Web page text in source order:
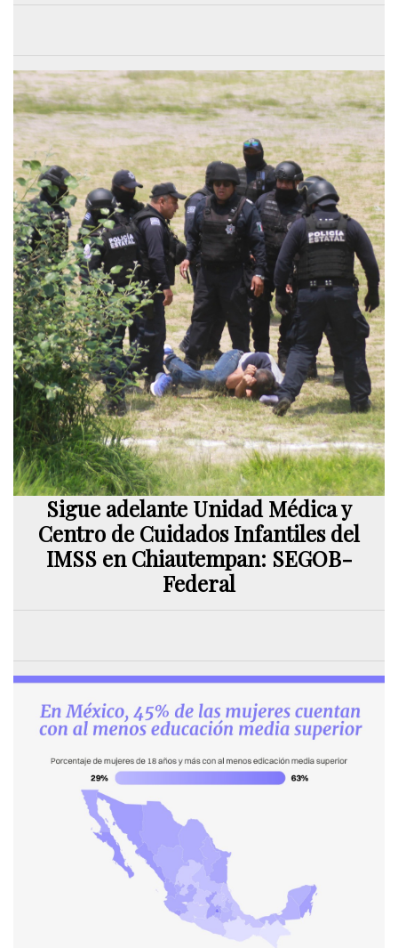
Sigue adelante Unidad Médica y
Centro de Cuidados Infantiles del
IMSS en Chiautempan: SEGOB-
Federal